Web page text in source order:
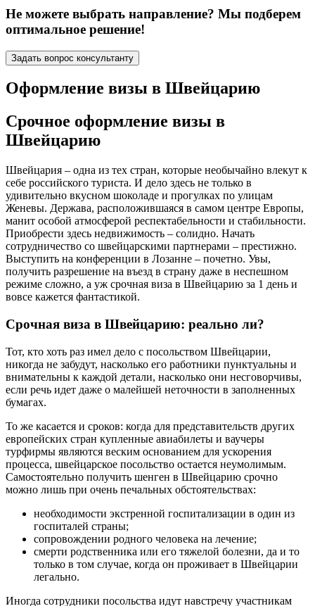
Не можете выбрать направление? Мы подберем
оптимальное решение!
Задать вопрос консультанту
Оформление визы в Швейцарию
Срочное оформление визы в
Швейцарию
Швейцария – одна из тех стран, которые необычайно влекут к
себе российского туриста. И дело здесь не только в
удивительно вкусном шоколаде и прогулках по улицам
Женевы. Держава, расположившаяся в самом центре Европы,
манит особой атмосферой респектабельности и стабильности.
Приобрести здесь недвижимость – солидно. Начать
сотрудничество со швейцарскими партнерами – престижно.
Выступить на конференции в Лозанне – почетно. Увы,
получить разрешение на въезд в страну даже в неспешном
режиме сложно, а уж срочная виза в Швейцарию за 1 день и
вовсе кажется фантастикой.
Срочная виза в Швейцарию: реально ли?
Тот, кто хоть раз имел дело с посольством Швейцарии,
никогда не забудут, насколько его работники пунктуальны и
внимательны к каждой детали, насколько они несговорчивы,
если речь идет даже о малейшей неточности в заполненных
бумагах.
То же касается и сроков: когда для представительств других
европейских стран купленные авиабилеты и ваучеры
турфирмы являются веским основанием для ускорения
процесса, швейцарское посольство остается неумолимым.
Самостоятельно получить шенген в Швейцарию срочно
можно лишь при очень печальных обстоятельствах:
необходимости экстренной госпитализации в один из
госпиталей страны;
сопровождении родного человека на лечение;
смерти родственника или его тяжелой болезни, да и то
только в том случае, когда он проживает в Швейцарии
легально.
Иногда сотрудники посольства идут навстречу участникам